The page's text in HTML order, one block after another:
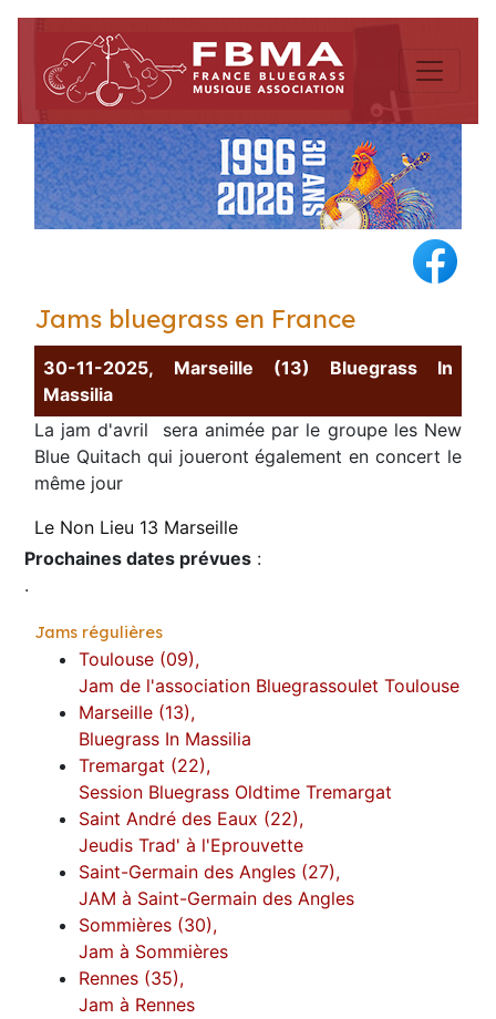
Jams bluegrass en France
30-11-2025, Marseille (13) Bluegrass In
Massilia
La jam d'avril sera animée par le groupe les New
Blue Quitach qui joueront également en concert le
même jour
Le Non Lieu 13 Marseille
Prochaines dates prévues :
.
Jams régulières
Toulouse (09),
Jam de l'association Bluegrassoulet Toulouse
Marseille (13),
Bluegrass In Massilia
Tremargat (22),
Session Bluegrass Oldtime Tremargat
Saint André des Eaux (22),
Jeudis Trad' à l'Eprouvette
Saint-Germain des Angles (27),
JAM à Saint-Germain des Angles
Sommières (30),
Jam à Sommières
Rennes (35),
Jam à Rennes